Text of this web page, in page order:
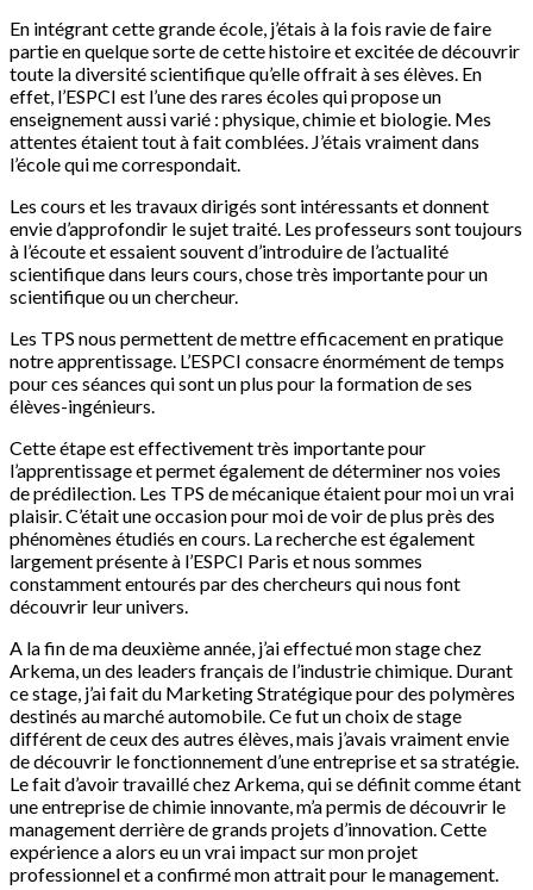
En intégrant cette grande école, j’étais à la fois ravie de faire
partie en quelque sorte de cette histoire et excitée de découvrir
toute la diversité scientifique qu’elle offrait à ses élèves. En
effet, l’ESPCI est l’une des rares écoles qui propose un
enseignement aussi varié : physique, chimie et biologie. Mes
attentes étaient tout à fait comblées. J’étais vraiment dans
l’école qui me correspondait.
Les cours et les travaux dirigés sont intéressants et donnent
envie d’approfondir le sujet traité. Les professeurs sont toujours
à l’écoute et essaient souvent d’introduire de l’actualité
scientifique dans leurs cours, chose très importante pour un
scientifique ou un chercheur.
Les TPS nous permettent de mettre efficacement en pratique
notre apprentissage. L’ESPCI consacre énormément de temps
pour ces séances qui sont un plus pour la formation de ses
élèves-ingénieurs.
Cette étape est effectivement très importante pour
l’apprentissage et permet également de déterminer nos voies
de prédilection. Les TPS de mécanique étaient pour moi un vrai
plaisir. C’était une occasion pour moi de voir de plus près des
phénomènes étudiés en cours. La recherche est également
largement présente à l’ESPCI Paris et nous sommes
constamment entourés par des chercheurs qui nous font
découvrir leur univers.
A la fin de ma deuxième année, j’ai effectué mon stage chez
Arkema, un des leaders français de l’industrie chimique. Durant
ce stage, j’ai fait du Marketing Stratégique pour des polymères
destinés au marché automobile. Ce fut un choix de stage
différent de ceux des autres élèves, mais j’avais vraiment envie
de découvrir le fonctionnement d’une entreprise et sa stratégie.
Le fait d’avoir travaillé chez Arkema, qui se définit comme étant
une entreprise de chimie innovante, m’a permis de découvrir le
management derrière de grands projets d’innovation. Cette
expérience a alors eu un vrai impact sur mon projet
professionnel et a confirmé mon attrait pour le management.